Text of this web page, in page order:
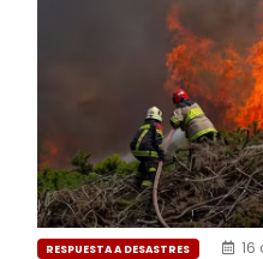
RESPUESTA A DESASTRES 16